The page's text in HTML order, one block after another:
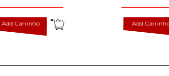
Add Carrinho Add